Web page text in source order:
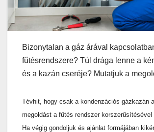
Bizonytalan a gáz árával
fűtésrendszere? Túl drága lenne a
és a kazán cseréje? Mutatjuk a
Tévhit, hogy csak a kondenzációs gázkazán
megoldást a fűtés rendszer korszerűsítésével
Ha végig gondoljuk és ajánlat formájában